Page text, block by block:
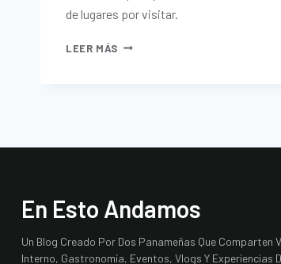
de lugares por visitar.
LEER MÁS
En Esto Andamos
Un Blog Creado Por Dos Panameñas Que Comparten
Interno, Gastronomía, Eventos, Vlogs Y Experiencias